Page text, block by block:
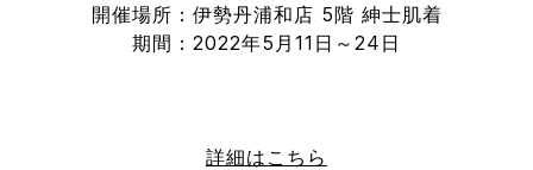
開催場所：伊勢丹浦和店 5階 紳士肌着
期間：2022年5月11日～24日
詳細はこちら